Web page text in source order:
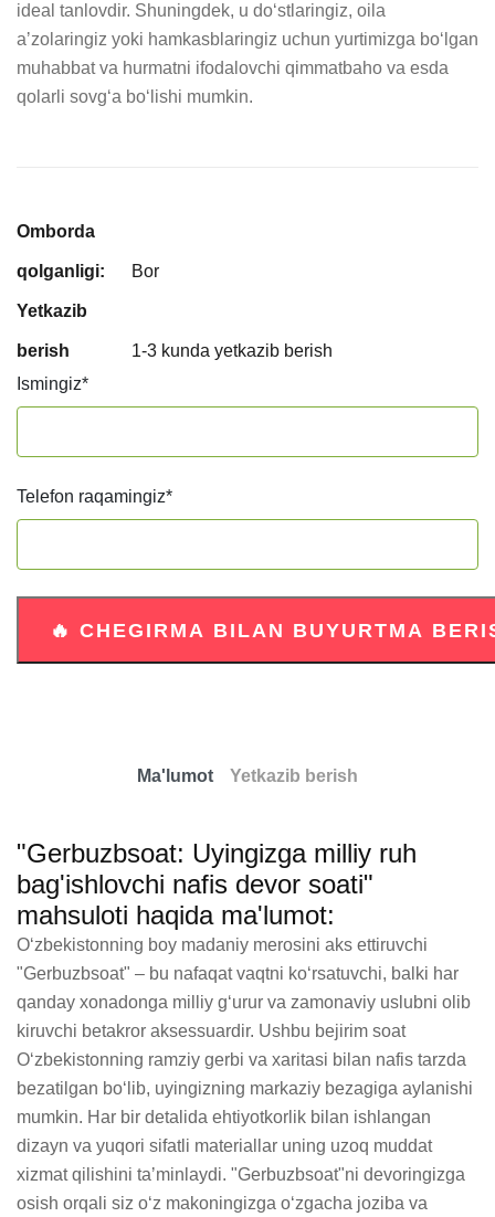
ideal tanlovdir. Shuningdek, u doʻstlaringiz, oila
aʼzolaringiz yoki hamkasblaringiz uchun yurtimizga boʻlgan
muhabbat va hurmatni ifodalovchi qimmatbaho va esda
qolarli sovgʻa boʻlishi mumkin.
Omborda
qolganligi: Bor
Yetkazib
berish
1-3 kunda yetkazib berish
Ismingiz*
Telefon raqamingiz*
Ma'lumot Yetkazib berish
"Gerbuzbsoat: Uyingizga milliy ruh
bag'ishlovchi nafis devor soati"
mahsuloti haqida ma'lumot:
Oʻzbekistonning boy madaniy merosini aks ettiruvchi
"Gerbuzbsoat" – bu nafaqat vaqtni koʻrsatuvchi, balki har
qanday xonadonga milliy gʻurur va zamonaviy uslubni olib
kiruvchi betakror aksessuardir. Ushbu bejirim soat
Oʻzbekistonning ramziy gerbi va xaritasi bilan nafis tarzda
bezatilgan boʻlib, uyingizning markaziy bezagiga aylanishi
mumkin. Har bir detalida ehtiyotkorlik bilan ishlangan
dizayn va yuqori sifatli materiallar uning uzoq muddat
xizmat qilishini taʼminlaydi. "Gerbuzbsoat"ni devoringizga
osish orqali siz oʻz makoningizga oʻzgacha joziba va